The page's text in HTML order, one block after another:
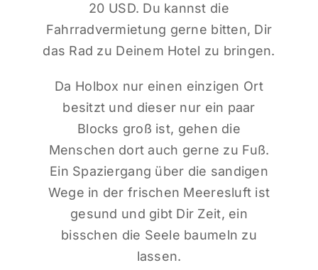
20 USD. Du kannst die
Fahrradvermietung gerne bitten, Dir
das Rad zu Deinem Hotel zu bringen.
Da Holbox nur einen einzigen Ort
besitzt und dieser nur ein paar
Blocks groß ist, gehen die
Menschen dort auch gerne zu Fuß.
Ein Spaziergang über die sandigen
Wege in der frischen Meeresluft ist
gesund und gibt Dir Zeit, ein
bisschen die Seele baumeln zu
lassen.